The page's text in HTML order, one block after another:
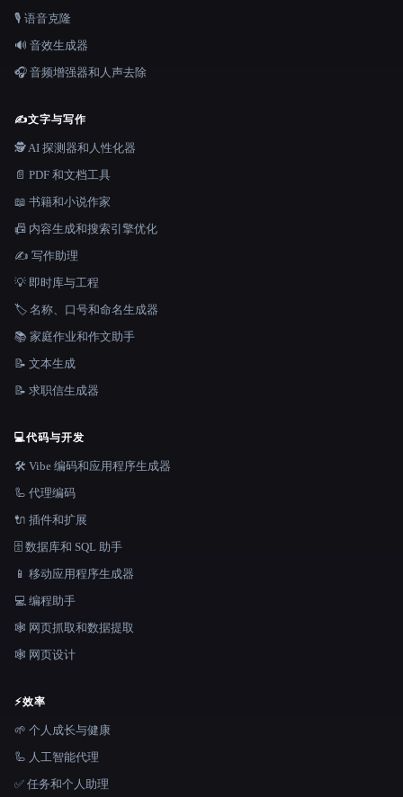
🎙️ 语音克隆
🔊 音效生成器
🎧 音频增强器和人声去除
✍️文字与写作
🕵️ AI 探测器和人性化器
📄 PDF 和文档工具
📖 书籍和小说作家
📠 内容生成和搜索引擎优化
✍️ 写作助理
💡 即时库与工程
🏷️ 名称、口号和命名生成器
📚 家庭作业和作文助手
📝 文本生成
📝 求职信生成器
💻代码与开发
🛠️ Vibe 编码和应用程序生成器
🦾 代理编码
🔌 插件和扩展
🗄️ 数据库和 SQL 助手
📱 移动应用程序生成器
💻 编程助手
🕸️ 网页抓取和数据提取
🕸 网页设计
⚡效率
🌱 个人成长与健康
🦾 人工智能代理
✅ 任务和个人助理